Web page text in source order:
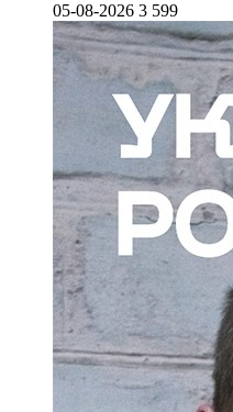
05-08-2026 3 599